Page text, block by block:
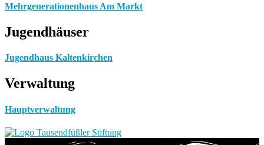
Mehrgenerationenhaus Am Markt
Jugendhäuser
Jugendhaus Kaltenkirchen
Verwaltung
Hauptverwaltung